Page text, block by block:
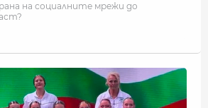
на социалните мрежи до